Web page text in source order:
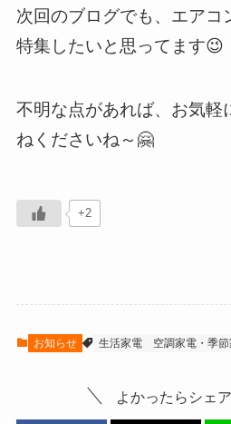
次回のブログでも、エアコ
特集したいと思ってます😉
不明な点があれば、お気軽
ねくださいね～🤗
+2
お知らせ 生活家電 空調家電・季
よかったらシェ